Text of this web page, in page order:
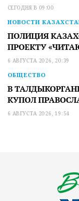
СЕГОДНЯ В 09:00
НОВОСТИ
ПОЛИЦИЯ
ПРОЕКТУ
6 АВГУСТА 2026, 20:39
ОБЩЕСТВО
В
КУПОЛ
6 АВГУСТА 2026, 19:54